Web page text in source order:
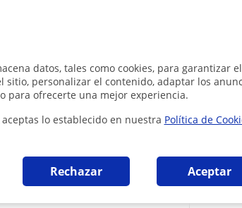
datos, tales como cookies, para garantizar el
sitio, personalizar el contenido, adaptar los
para ofrecerte una mejor experiencia.
aceptas lo establecido en nuestra Política de
Rechazar Aceptar
con Pedro
10€/h